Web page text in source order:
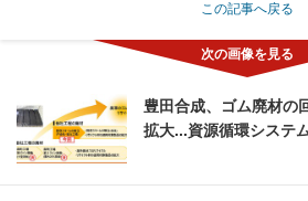
この記事へ戻る
豊田合成、ゴム廃材の
拡大...資源循環システ